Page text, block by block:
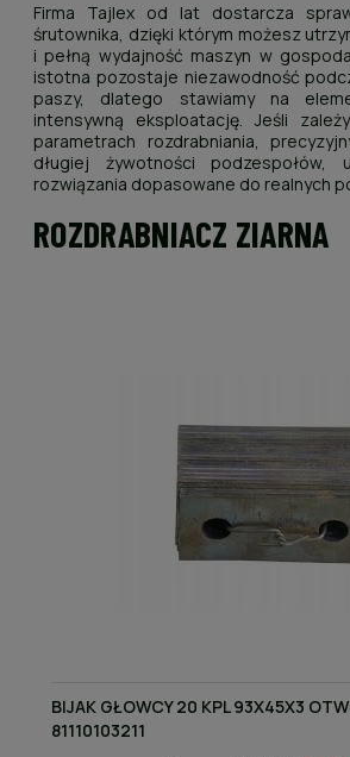
Firma Tajlex od lat dostarcza
śrutownika, dzięki którym możesz
i pełną wydajność maszyn w
istotna pozostaje niezawodność
paszy, dlatego stawiamy na
intensywną eksploatację. Jeśli
parametrach rozdrabniania,
długiej żywotności
rozwiązania dopasowane do realnych
ROZDRABNIACZ ZIARNA
BIJAK GŁOWCY 20 KPL 93X45X3
81110103211